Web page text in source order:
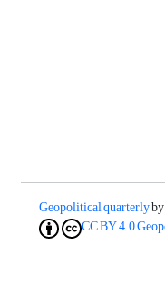
Geopolitical quarterly
CC BY 4.0